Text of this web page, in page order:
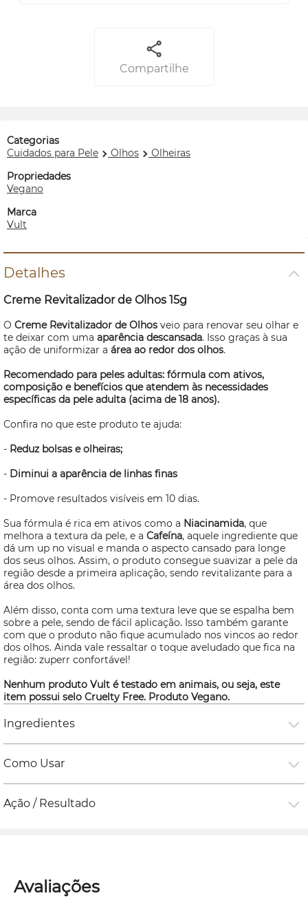
Compartilhe
Categorias
Cuidados para Pele
Olhos
Olheiras
Propriedades
Vegano
Marca
Vult
Detalhes
Creme Revitalizador de Olhos 15g
O Creme Revitalizador de Olhos veio para renovar seu olhar e
te deixar com uma aparência descansada. Isso graças à sua
ação de uniformizar a área ao redor dos olhos.
Recomendado para peles adultas: fórmula com ativos,
composição e benefícios que atendem às necessidades
específicas da pele adulta (acima de 18 anos).
Confira no que este produto te ajuda:
- Reduz bolsas e olheiras;
- Diminui a aparência de linhas finas
- Promove resultados visíveis em 10 dias.
Sua fórmula é rica em ativos como a Niacinamida, que
melhora a textura da pele, e a Cafeína, aquele ingrediente que
dá um up no visual e manda o aspecto cansado para longe
dos seus olhos. Assim, o produto consegue suavizar a pele da
região desde a primeira aplicação, sendo revitalizante para a
área dos olhos.
Além disso, conta com uma textura leve que se espalha bem
sobre a pele, sendo de fácil aplicação. Isso também garante
com que o produto não fique acumulado nos vincos ao redor
dos olhos. Ainda vale ressaltar o toque aveludado que fica na
região: zuperr confortável!
Nenhum produto Vult é testado em animais, ou seja, este
item possui selo Cruelty Free. Produto Vegano.
Ingredientes
Como Usar
Ação / Resultado
Avaliações